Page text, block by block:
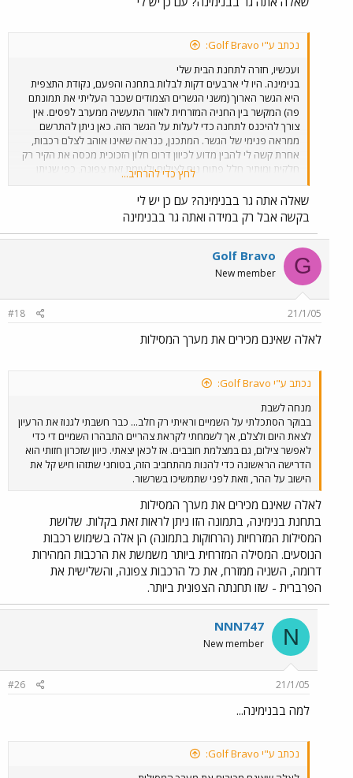
נכתב ע"י Golf Bravo:
ועכשיו, חזרה לתחנת הבית שלי
בנימינה. היו לי ארבעים דקות לבלות בתחנה והפעם, נקודת התצפית
היא הגשר הארוך (משני הגשרים הצמודים שכבר העליתי את תמונתם
פה) המקשר בין החניה המזרחית לאזור התעשיה ממערב לפסים. אין
צורך להיכנס לתחנה כדי לעלות על הגשר הזה. כאן ניתן להתרשם
ממראה פנימי של הגשר. המתכנן, כנראה שאינו אוהב לצלם רכבות,
אחרת קשה לי להבין מדוע לכיוון דרום חלון הזכוכית מכסה את הקיר רק
חלקית ומותיר חלל פתוח נוח לצילום ולעומת זאת צפונה, כפי שניתן
לראות, הקיר אטום בחלונות זכוכית כהים שאינם מאפשרים צילום דרכם.
כל הצילומים הבאים שנעשו לכיוון צפון, נערכו ע"י הכנסת עדשת
המצלמה בין חורי הרשת מתחת לחלון... לא בדיוק שיטה נוחה.
לחץ כדי להרחיב...
שאלה אתה גר בבנימינה? עם כן יש לי
בקשה אבל רק במידה ואתה גר בבנימינה
G
Golf Bravo
New member
21/1/05
#18
לאלה שאינם מכירים את מערך המסילות
נכתב ע"י Golf Bravo:
מנחה לשבת
בבוקר הסתכלתי על השמיים וראיתי רק חלב... כבר חשבתי לגנוז את הרעיון
לצאת היום ולצלם, אך לשמחתי לקראת צהריים התבהרו השמיים די כדי
לאפשר צילום, גם במצלמת חובבים. אז לכאן יצאתי. כיוון שזכרון חזותי הוא
הדרישה הראשונה כדי להנות מהתחביב הזה, בטוחני שתזהו חיש קל את
הישוב על ההר, וזאת לפני שתמשיכו בשרשור.
לאלה שאינם מכירים את מערך המסילות
בתחנת בנימינה, בתמונה הזו ניתן לראות זאת בקלות. שלושת
המסילות המזרחיות (הרחוקות בתמונה) הן אלה בשימוש רכבות
הנוסעים. המסילה המזרחית ביותר משמשת את הרכבות המהירות
דרומה, השניה ממזרח, את כל הרכבות צפונה, והשלישית את
הפרברית - שזו תחנתה הצפונית ביותר.
N
NNN747
New member
21/1/05
#26
למה בבנימינה...
נכתב ע"י Golf Bravo: